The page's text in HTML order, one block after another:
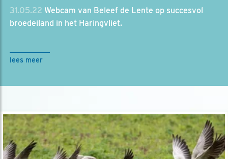
31.05.22 Webcam van Beleef de Lente op succesvol
broedeiland in het Haringvliet.
lees meer